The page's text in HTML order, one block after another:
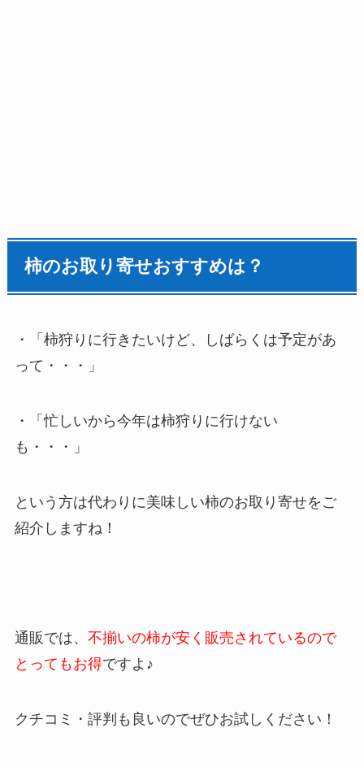
柿のお取り寄せおすすめは？
・「柿狩りに行きたいけど、しばらくは予定があ
って・・・」
・「忙しいから今年は柿狩りに行けない
も・・・」
という方は代わりに美味しい柿のお取り寄せをご
紹介しますね！
通販では、 不揃いの柿が安く販売されているので
とってもお得ですよ♪
クチコミ・評判も良いのでぜひお試しください！